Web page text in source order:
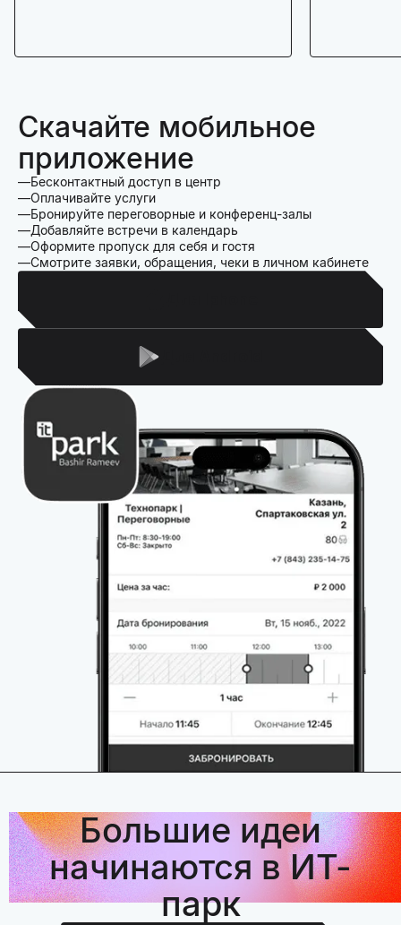
Скачайте мобильное
приложение
Бесконтактный доступ в центр
Оплачивайте услуги
Бронируйте переговорные и конференц-залы
Добавляйте встречи в календарь
Оформите пропуск для себя и гостя
Смотрите заявки, обращения, чеки в личном кабинете
Большие идеи
начинаются в ИТ-
парк